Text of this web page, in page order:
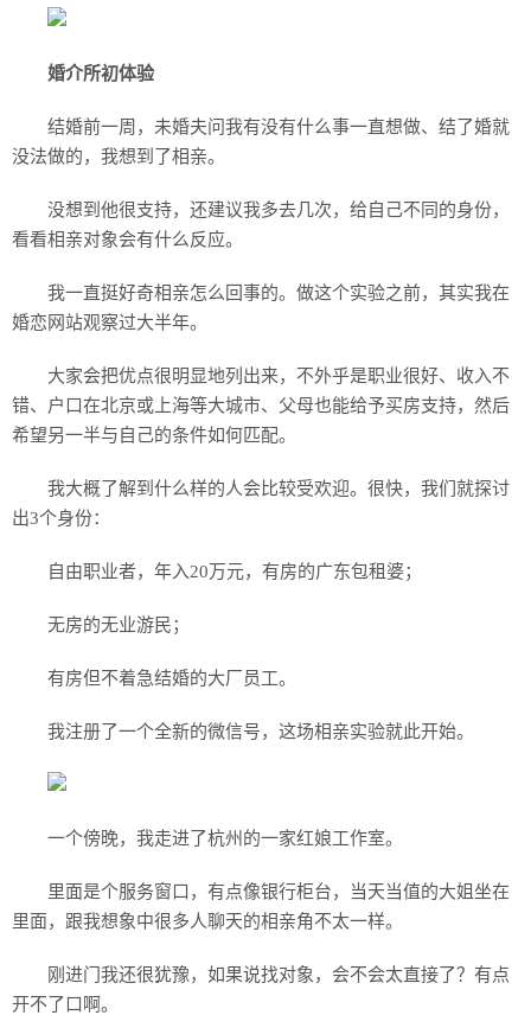
婚介所初体验
结婚前一周，未婚夫问我有没有什么事一直想做、结了婚就
没法做的，我想到了相亲。
没想到他很支持，还建议我多去几次，给自己不同的身份，
看看相亲对象会有什么反应。
我一直挺好奇相亲怎么回事的。做这个实验之前，其实我在
婚恋网站观察过大半年。
大家会把优点很明显地列出来，不外乎是职业很好、收入不
错、户口在北京或上海等大城市、父母也能给予买房支持，然后
希望另一半与自己的条件如何匹配。
我大概了解到什么样的人会比较受欢迎。很快，我们就探讨
出3个身份：
自由职业者，年入20万元，有房的广东包租婆；
无房的无业游民；
有房但不着急结婚的大厂员工。
我注册了一个全新的微信号，这场相亲实验就此开始。
一个傍晚，我走进了杭州的一家红娘工作室。
里面是个服务窗口，有点像银行柜台，当天当值的大姐坐在
里面，跟我想象中很多人聊天的相亲角不太一样。
刚进门我还很犹豫，如果说找对象，会不会太直接了？有点
开不了口啊。